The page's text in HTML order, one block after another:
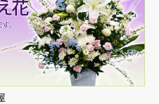
用アレンジメントのご
市へヤマト便にて配送
用アレンジメントのご
崎クラブチッタ」に配
い用盛花スタンドのご